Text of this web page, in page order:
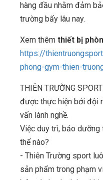
hàng đầu nhằm đảm
trường bấy lâu nay.
Xem thêm thiết bị
https://
phong-gym-thien-
THIÊN TRƯỜNG
được thực hiện bởi đội
vấn lành nghề.
Việc duy trì, bảo
thế nào?
- Thiên Trường sport
sản phẩm trong phạm